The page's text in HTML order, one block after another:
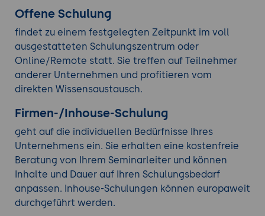
Offene Schulung
findet zu einem festgelegten Zeitpunkt im voll
ausgestatteten Schulungszentrum oder
Online/Remote statt. Sie treffen auf Teilnehmer
anderer Unternehmen und profitieren vom
direkten Wissensaustausch.
Firmen-/Inhouse-Schulung
geht auf die individuellen Bedürfnisse Ihres
Unternehmens ein. Sie erhalten eine kostenfreie
Beratung von Ihrem Seminarleiter und können
Inhalte und Dauer auf Ihren Schulungsbedarf
anpassen. Inhouse-Schulungen können europaweit
durchgeführt werden.